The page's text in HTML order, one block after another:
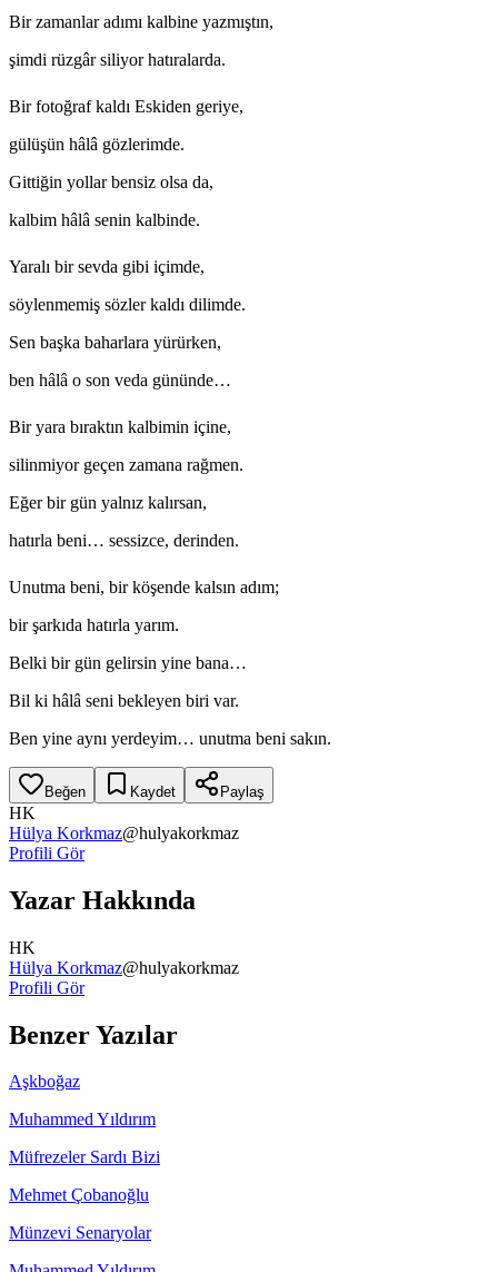
Bir zamanlar adımı kalbine yazmıştın,
şimdi rüzgâr siliyor hatıralarda.
Bir fotoğraf kaldı Eskiden geriye,
gülüşün hâlâ gözlerimde.
Gittiğin yollar bensiz olsa da,
kalbim hâlâ senin kalbinde.
Yaralı bir sevda gibi içimde,
söylenmemiş sözler kaldı dilimde.
Sen başka baharlara yürürken,
ben hâlâ o son veda gününde…
Bir yara bıraktın kalbimin içine,
silinmiyor geçen zamana rağmen.
Eğer bir gün yalnız kalırsan,
hatırla beni… sessizce, derinden.
Unutma beni, bir köşende kalsın adım;
bir şarkıda hatırla yarım.
Belki bir gün gelirsin yine bana…
Bil ki hâlâ seni bekleyen biri var.
Ben yine aynı yerdeyim… unutma beni sakın.
Beğen Kaydet Paylaş
HK
Hülya Korkmaz@hulyakorkmaz
Profili Gör
Yazar Hakkında
HK
Hülya Korkmaz@hulyakorkmaz
Profili Gör
Benzer Yazılar
Aşkboğaz
Muhammed Yıldırım
Müfrezeler Sardı Bizi
Mehmet Çobanoğlu
Münzevi Senaryolar